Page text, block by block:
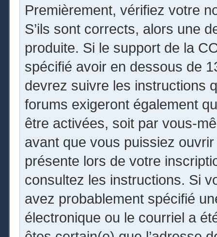
Premièrement, vérifiez votre
S’ils sont corrects, alors une
produite. Si le support de la
spécifié avoir en dessous de
devrez suivre les instructions
forums exigeront également
être activées, soit par vous-
avant que vous puissiez
présente lors de votre
consultez les instructions. Si
avez probablement spécifié
électronique ou le courriel a